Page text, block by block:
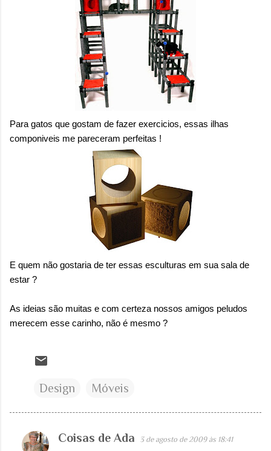
Para gatos que gostam de fazer exercicios, essas ilhas
componiveis me pareceram perfeitas !
E quem não gostaria de ter essas esculturas em sua sala de
estar ?
As ideias são muitas e com certeza nossos amigos peludos
merecem esse carinho, não é mesmo ?
Design Móveis
C
Coisas de Ada 3 de agosto de 2009 às 18:41